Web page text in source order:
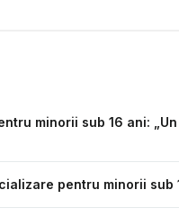
minorii sub 16 ani:
pentru minorii sub